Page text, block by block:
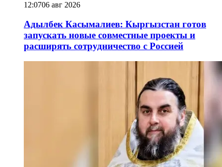
12:0706 авг 2026
Адылбек Касымалиев: Кыргызстан готов
запускать новые совместные проекты и
расширять сотрудничество с Россией